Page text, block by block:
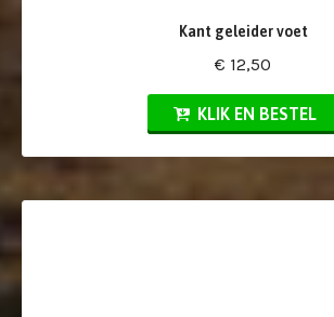
Kant geleider voet
€ 12,50
KLIK EN BESTEL